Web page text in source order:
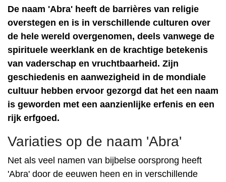
De naam 'Abra' heeft de barrières van religie
overstegen en is in verschillende culturen over
de hele wereld overgenomen, deels vanwege de
spirituele weerklank en de krachtige betekenis
van vaderschap en vruchtbaarheid. Zijn
geschiedenis en aanwezigheid in de mondiale
cultuur hebben ervoor gezorgd dat het een naam
is geworden met een aanzienlijke erfenis en een
rijk erfgoed.
Variaties op de naam 'Abra'
Net als veel namen van bijbelse oorsprong heeft
'Abra' door de eeuwen heen en in verschillende